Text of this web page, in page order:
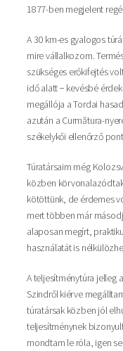
1877-ben megjelent
A 30 km-es gyalogos
mire vállalkozom.
szükséges erőkifejtés
idő alatt − kevésbé
megállója a Tordai
azután a Curmătura-
székelykői ellenőrző
Túratársaim még
közben
kötöttünk, de érdemes
mert többen már
alaposan megírt,
használatát is
A teljesítménytúra jelleg
Szindről kiérve
túratársak közben jól
teljesítménynek
mondtam le róla, igen